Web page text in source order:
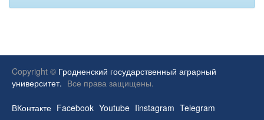
Copyright © Гродненский государственный аграрный
университет. Все права защищены.
ВКонтакте Facebook Youtube Iinstagram Telegram